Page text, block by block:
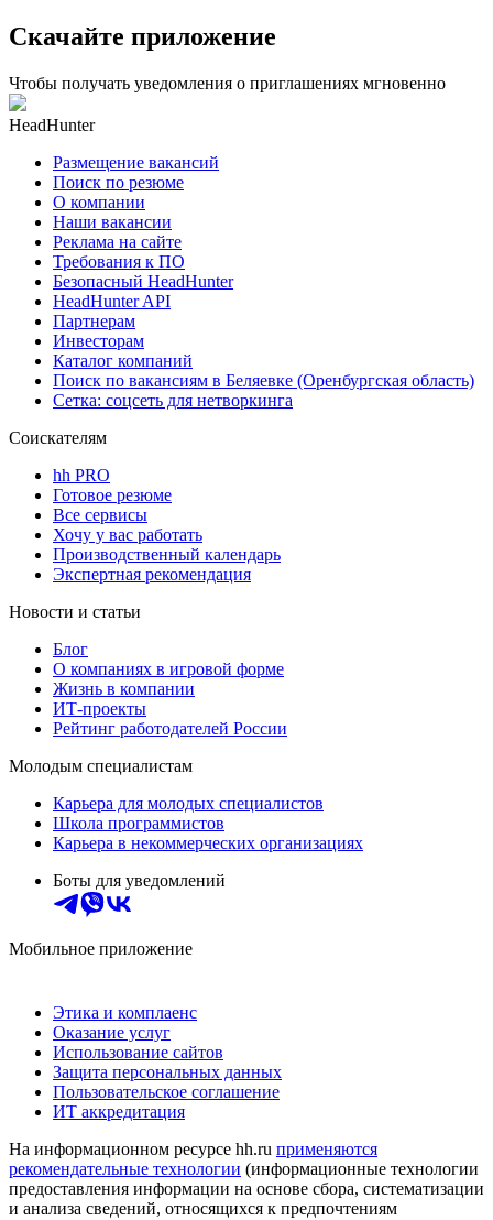
Скачайте приложение
Чтобы получать уведомления о приглашениях мгновенно
HeadHunter
Размещение вакансий
Поиск по резюме
О компании
Наши вакансии
Реклама на сайте
Требования к ПО
Безопасный HeadHunter
HeadHunter API
Партнерам
Инвесторам
Каталог компаний
Поиск по вакансиям в Беляевке (Оренбургская область)
Сетка: соцсеть для нетворкинга
Соискателям
hh PRO
Готовое резюме
Все сервисы
Хочу у вас работать
Производственный календарь
Экспертная рекомендация
Новости и статьи
Блог
О компаниях в игровой форме
Жизнь в компании
ИТ-проекты
Рейтинг работодателей России
Молодым специалистам
Карьера для молодых специалистов
Школа программистов
Карьера в некоммерческих организациях
Боты для уведомлений
Мобильное приложение
Этика и комплаенс
Оказание услуг
Использование сайтов
Защита персональных данных
Пользовательское соглашение
ИТ аккредитация
На информационном ресурсе hh.ru применяются
рекомендательные технологии (информационные технологии
предоставления информации на основе сбора, систематизации
и анализа сведений, относящихся к предпочтениям